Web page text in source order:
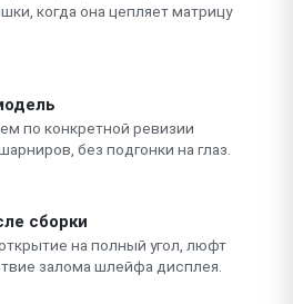
когда она цепляет матрицу
по конкретной ревизии
без подгонки на глаз.
сборки
на полный угол, люфт
залома шлейфа дисплея.